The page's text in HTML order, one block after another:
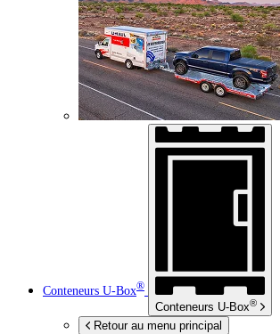
Conteneurs U-Box®
Conteneurs U-Box®
Retour au menu principal